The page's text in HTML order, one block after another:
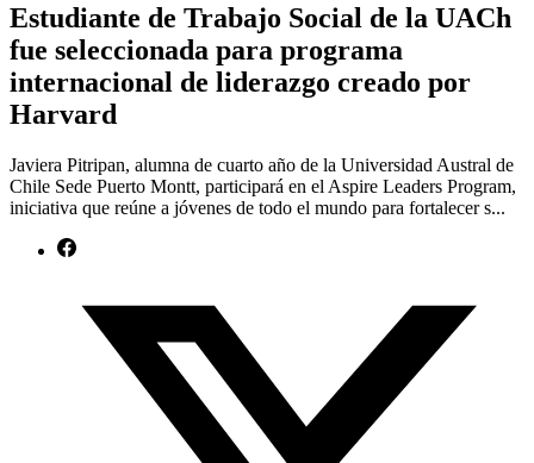
Estudiante de Trabajo Social de la UACh
fue seleccionada para programa
internacional de liderazgo creado por
Harvard
Javiera Pitripan, alumna de cuarto año de la Universidad Austral de
Chile Sede Puerto Montt, participará en el Aspire Leaders Program,
iniciativa que reúne a jóvenes de todo el mundo para fortalecer s...